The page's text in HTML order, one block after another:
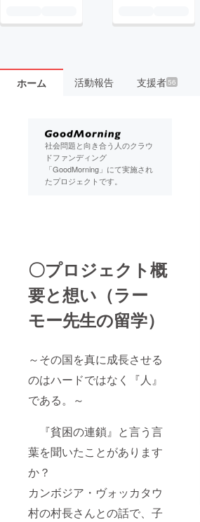
ホーム 活動報告 支援者56
社会問題と向き合う人のクラウ
ドファンディング
「GoodMorning」にて実施され
たプロジェクトです。
〇プロジェクト概
要と想い（ラー
モー先生の留学）
～その国を真に成長させる
のはハードではなく『人』
である。～
『貧困の連鎖』と言う言
葉を聞いたことがあります
か？
カンボジア・ヴォッカタウ
村の村長さんとの話で、子